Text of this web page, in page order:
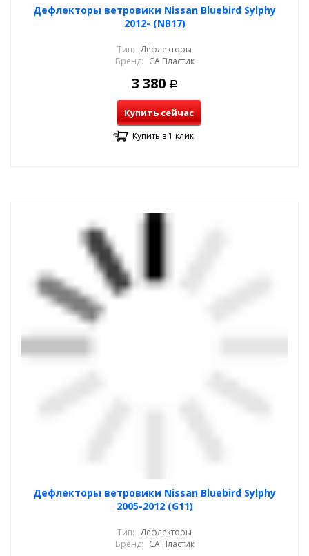
Дефлекторы ветровики Nissan Bluebird Sylphy
2012- (NB17)
Тип: Дефлекторы
Бренд: СА Пластик
3 380 Р
Купить сейчас
Купить в 1 клик
Дефлекторы ветровики Nissan Bluebird Sylphy
2005-2012 (G11)
Тип: Дефлекторы
Бренд: СА Пластик